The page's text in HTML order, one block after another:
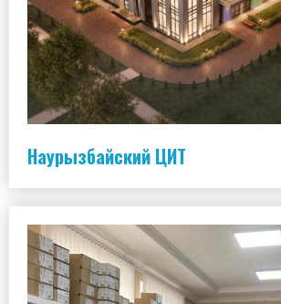
Наурызбайский ЦИТ